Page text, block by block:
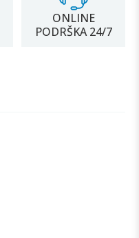
ONLINE
PODRŠKA 24/7